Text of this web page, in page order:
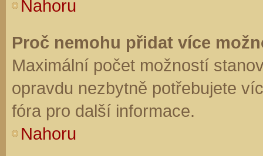
Nahoru
Proč nemohu přidat více
Maximální počet možností
opravdu nezbytně potřebujete
fóra pro další informace.
Nahoru